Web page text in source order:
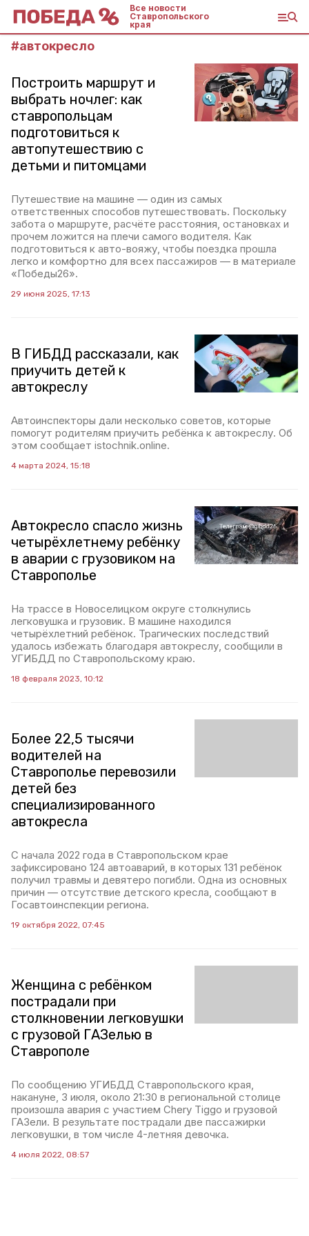
Все новости
Ставропольского
края
#автокресло
Построить маршрут и
выбрать ночлег: как
ставропольцам
подготовиться к
автопутешествию с
детьми и питомцами
Путешествие на машине — один из самых
ответственных способов путешествовать. Поскольку
забота о маршруте, расчёте расстояния, остановках и
прочем ложится на плечи самого водителя. Как
подготовиться к авто-вояжу, чтобы поездка прошла
легко и комфортно для всех пассажиров — в материале
«Победы26».
29 июня 2025, 17:13
В ГИБДД рассказали, как
приучить детей к
автокреслу
Автоинспекторы дали несколько советов, которые
помогут родителям приучить ребёнка к автокреслу. Об
этом сообщает istochnik.online.
4 марта 2024, 15:18
Автокресло спасло жизнь
четырёхлетнему ребёнку
в аварии с грузовиком на
Ставрополье
На трассе в Новоселицком округе столкнулись
легковушка и грузовик. В машине находился
четырёхлетний ребёнок. Трагических последствий
удалось избежать благодаря автокреслу, сообщили в
УГИБДД по Ставропольскому краю.
18 февраля 2023, 10:12
Более 22,5 тысячи
водителей на
Ставрополье перевозили
детей без
специализированного
автокресла
С начала 2022 года в Ставропольском крае
зафиксировано 124 автоаварий, в которых 131 ребёнок
получил травмы и девятеро погибли. Одна из основных
причин — отсутствие детского кресла, сообщают в
Госавтоинспекции региона.
19 октября 2022, 07:45
Женщина с ребёнком
пострадали при
столкновении легковушки
с грузовой ГАЗелью в
Ставрополе
По сообщению УГИБДД Ставропольского края,
накануне, 3 июля, около 21:30 в региональной столице
произошла авария с участием Chery Tiggo и грузовой
ГАЗели. В результате пострадали две пассажирки
легковушки, в том числе 4-летняя девочка.
4 июля 2022, 08:57